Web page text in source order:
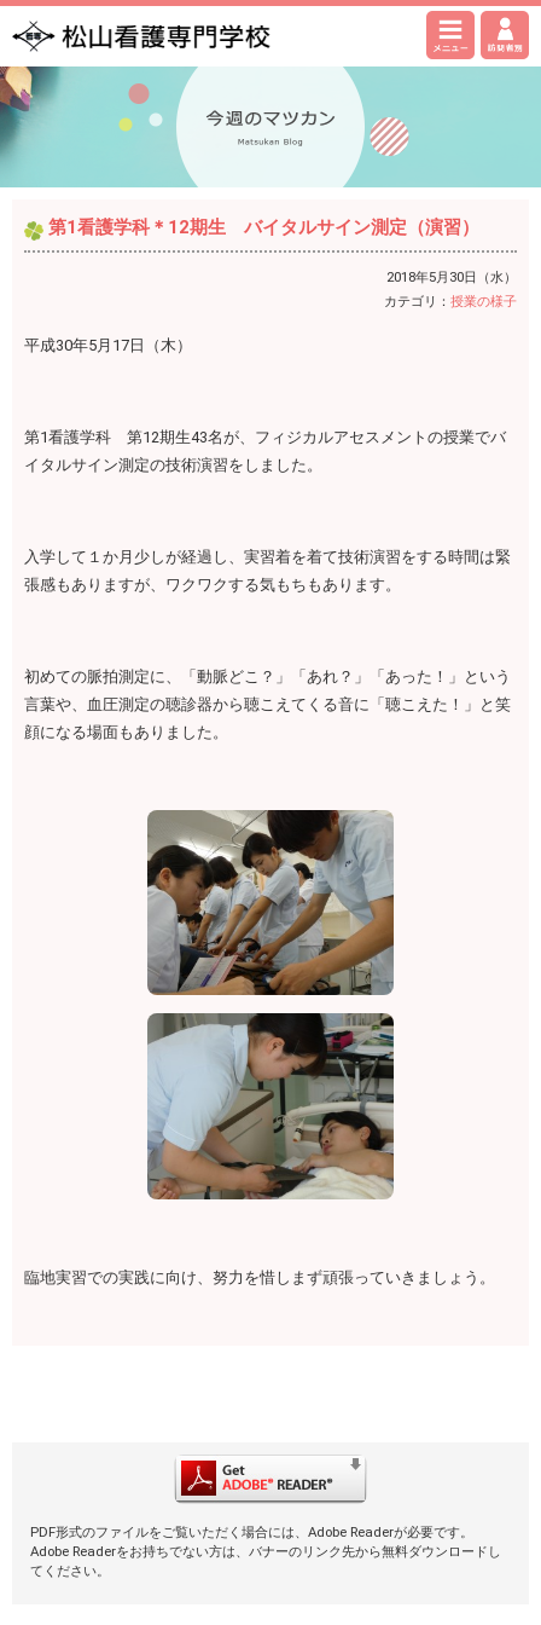
第1看護学科＊12期生 バイタルサイン測定（演習）
2018年5月30日（水）
カテゴリ： 授業の様子
平成30年5月17日（木）
第1看護学科 第12期生43名が、フィジカルアセスメントの授業でバ
イタルサイン測定の技術演習をしました。
入学して１か月少しが経過し、実習着を着て技術演習をする時間は緊
張感もありますが、ワクワクする気もちもあります。
初めての脈拍測定に、「動脈どこ？」「あれ？」「あった！」という
言葉や、血圧測定の聴診器から聴こえてくる音に「聴こえた！」と笑
顔になる場面もありました。
臨地実習での実践に向け、努力を惜しまず頑張っていきましょう。
PDF形式のファイルをご覧いただく場合には、Adobe Readerが必要です。
Adobe Readerをお持ちでない方は、バナーのリンク先から無料ダウンロードし
てください。